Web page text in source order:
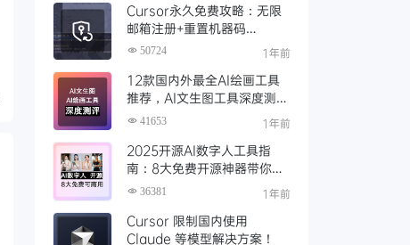
Cursor永久免费攻略：无限
邮箱注册+重置机器码
+Cursor试用期重置工具实现
50724 1年前
12款国内外最全AI绘画工具
推荐，AI文生图工具深度测评
与场景化对比
41653 1年前
2025开源AI数字人工具指
南：8大免费开源神器带你免
费解锁可商用的AI数字人
36381 1年前
Cursor 限制国内使用
Claude 等模型解决方案！